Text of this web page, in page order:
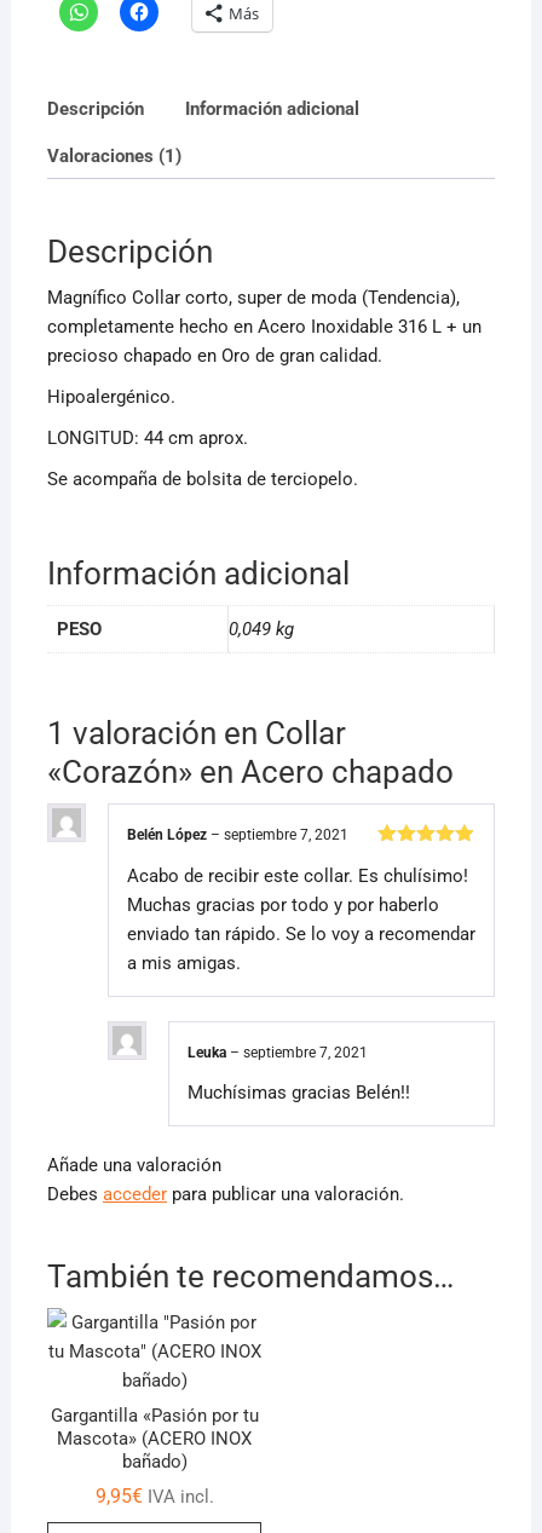
Más
Descripción Información adicional
Valoraciones (1)
Descripción
Magnífico Collar corto, super de moda (Tendencia),
completamente hecho en Acero Inoxidable 316 L + un
precioso chapado en Oro de gran calidad.
Hipoalergénico.
LONGITUD: 44 cm aprox.
Se acompaña de bolsita de terciopelo.
Información adicional
PESO 0,049 kg
1 valoración en Collar
«Corazón» en Acero chapado
con 5de 5
Belén López – septiembre 7, 2021
Acabo de recibir este collar. Es chulísimo!
Muchas gracias por todo y por haberlo
enviado tan rápido. Se lo voy a recomendar
a mis amigas.
Leuka – septiembre 7, 2021
Muchísimas gracias Belén!!
Añade una valoración
Debes accederpara publicar una valoración.
También te recomendamos…
Gargantilla «Pasión por tu
Mascota» (ACERO INOX
bañado)
9,95€ IVA incl.